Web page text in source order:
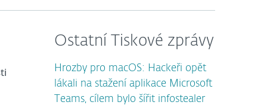
Ostatní Tiskové zprávy
Hrozby pro macOS: Hackeři opět
lákali na stažení aplikace Microsoft
Teams, cílem bylo šířit infostealer